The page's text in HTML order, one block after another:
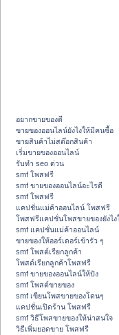
อยากขายของดี
ขายของออนไลน์ยังไงให้มีคนซื้อ
ขายสินค้าไม่สต๊อกสินค้า
เริ่มขายของออนไลน์
รับทำ seo ด่วน
smf โพสฟรี
smf ขายของออนไลน์อะไรดี
smf โพสฟรี
แคปชั่นแม่ค้าออนไลน์ โพสฟรี
โพสฟรีแคปชั่นโพสขายของยังไง
smf แคปชั่นแม่ค้าออนไลน์
ขายของให้ออร์เดอร์เข้ารัว ๆ
smf โพสต์เรียกลูกค้า
โพสต์เรียกลูกค้าโพสฟรี
smf ขายของออนไลน์ให้ปัง
smf โพสต์ขายของ
smf เขียนโพสขายของโดนๆ
แคปชั่นเปิดร้าน โพสฟรี
smf วิธีโพสขายของให้น่าสนใจ
วิธีเพิ่มยอดขาย โพสฟรี